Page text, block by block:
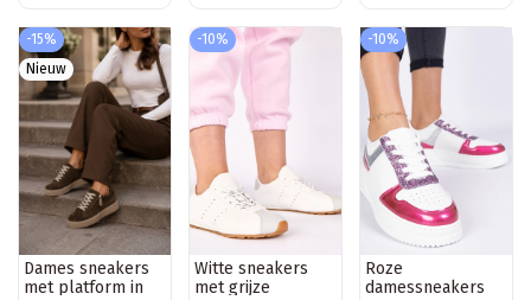
-15%
Nieuw
Dames sneakers
met platform in
-10%
Witte sneakers
met grijze
-10%
Roze
damessneakers